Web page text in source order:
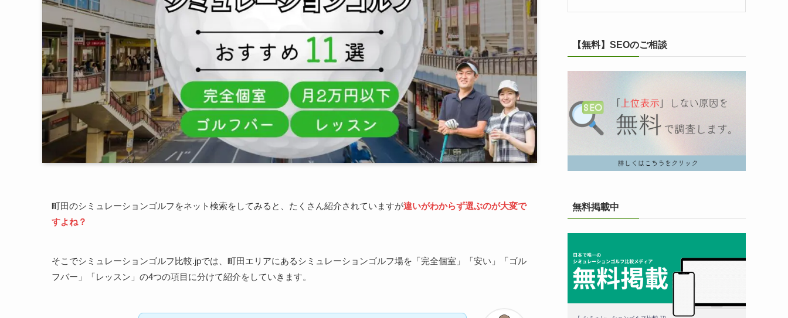
町田のシミュレーションゴルフをネット検索をしてみると、たくさん紹介されていますが違いがわからず選ぶのが大変で
すよね？
そこでシミュレーションゴルフ比較.jpでは、町田エリアにあるシミュレーションゴルフ場を「完全個室」「安い」「ゴル
フバー」「レッスン」の4つの項目に分けて紹介をしていきます。
【無料】SEOのご相談
無料掲載中